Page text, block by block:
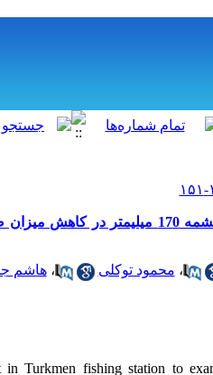
یافته علمی کوتاه: کارآیی تور گوشگیر ثابت با
، محمود توکلی ،هاشم
Turkmen fishing station to